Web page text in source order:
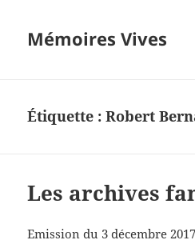
Mémoires Vives
Étiquette :Robert
Les archives
Emission du 3 décembre